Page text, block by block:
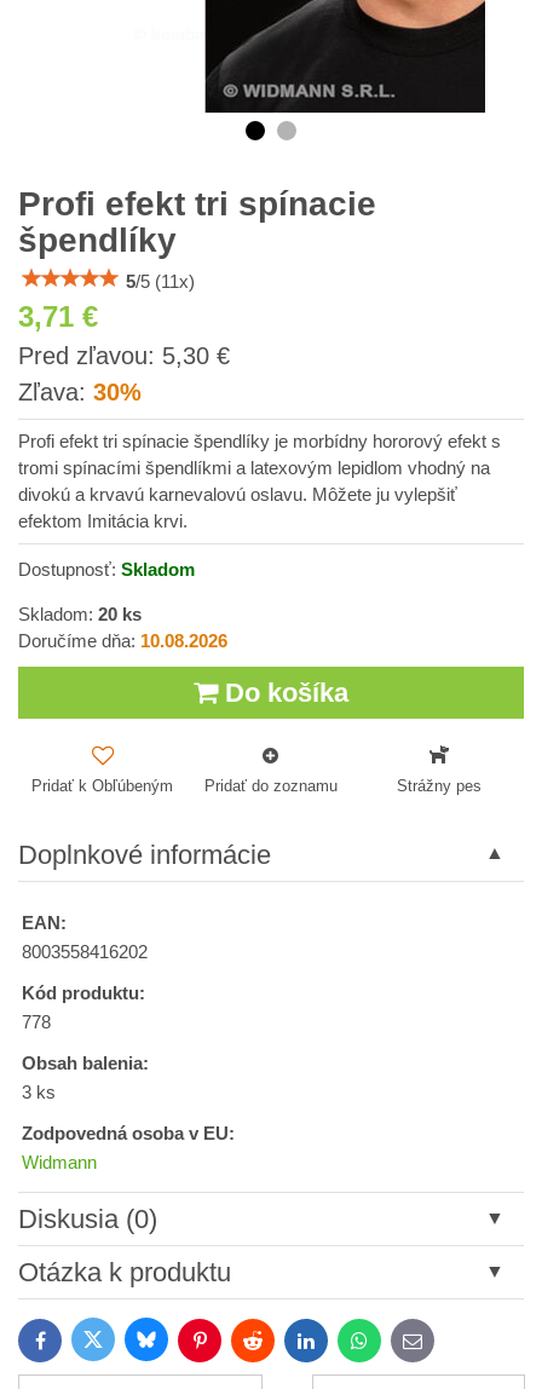
Profi efekt tri spínacie
špendlíky
5/5 (11 x)
3,71 €
Pred zľavou: 5,30 €s
Zľava: 30%
Profi efekt tri spínacie špendlíky je morbídny hororový efekt s
tromi spínacími špendlíkmi a latexovým lepidlom vhodný na
divokú a krvavú karnevalovú oslavu. Môžete ju vylepšiť
efektom Imitácia krvi.
Dostupnosť: Skladom
Skladom: 20 ks
Doručíme dňa: 10.08.2026
Do košíka
Pridať k Obľúbeným Pridať do zoznamu Strážny pes
Doplnkové informácie
EAN:
8003558416202
Kód produktu:
778
Obsah balenia:
3 ks
Zodpovedná osoba v EU:
Widmann
Diskusia (0)
Nový komentár
Názov:
Otázka k produktu
*
FacebookTwitter BlueskyPinterestReddit LinkedInWhatsApp
E-
mail